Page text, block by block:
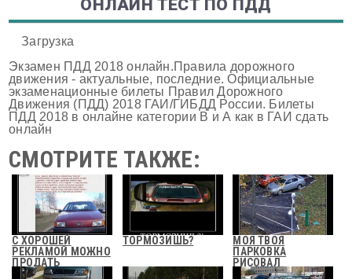
ОНЛАЙН ТЕСТ ПО ПДД
Загрузка
Экзамен ПДД 2018 онлайн.Правила дорожного
движения - актуальные, последние. Официальные
экзаменационные билеты Правил Дорожного
Движения (ПДД) 2018 ГАИ/ГИБДД России. Билеты
ПДД 2018 в онлайне категории В и А как в ГАИ сдать
онлайн
СМОТРИТЕ ТАКЖЕ:
С ХОРОШЕЙ
РЕКЛАМОЙ МОЖНО
ПРОДАТЬ
ТОРМОЗИШЬ?
МОЯ ТВОЯ
ПАРКОВКА
РИСОВАЛ